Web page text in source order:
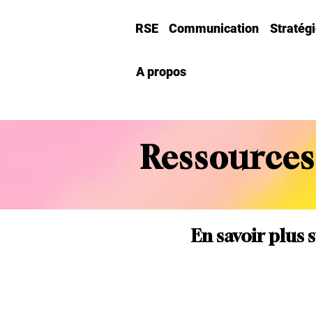
RSE Communication
A propos
En savoir plus